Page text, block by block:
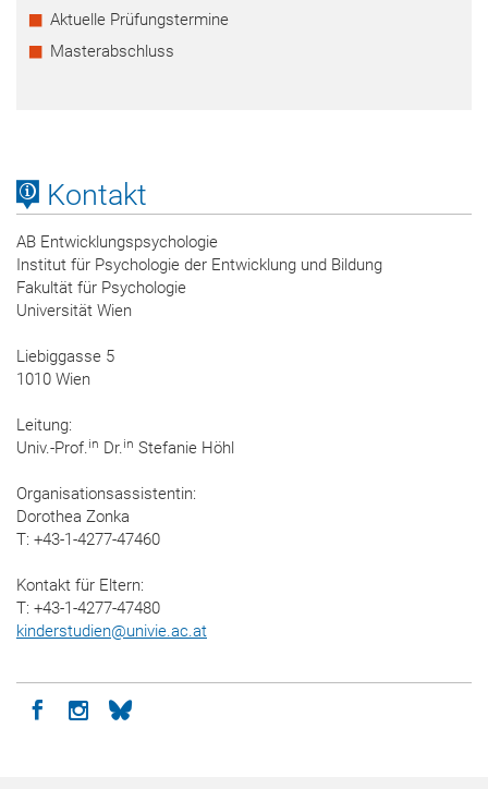
Aktuelle Prüfungstermine
Masterabschluss
Kontakt
AB Entwicklungspsychologie
Institut für Psychologie der Entwicklung und Bildung
Fakultät für Psychologie
Universität Wien
Liebiggasse 5
1010 Wien
Leitung:
Univ.-Prof.in Dr.in Stefanie Höhl
Organisationsassistentin:
Dorothea Zonka
T: +43-1-4277-47460
Kontakt für Eltern:
T: +43-1-4277-47480
kinderstudien@univie.ac.at
Icon facebook
Icon instagram
Icon bluesky